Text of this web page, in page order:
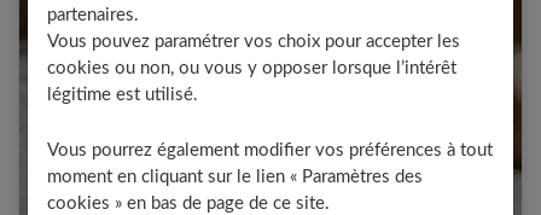
Bébé : Bien choisir ses changes complets
partenaires.
Vous pouvez paramétrer vos choix pour accepter les
cookies ou non, ou vous y opposer lorsque l’intérêt
légitime est utilisé.
Vous pourrez également modifier vos préférences à tout
moment en cliquant sur le lien « Paramètres des
cookies » en bas de page de ce site.